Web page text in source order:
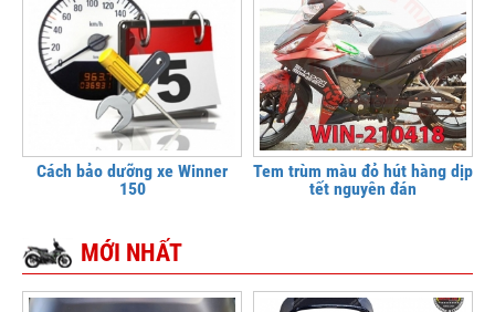
Cách bảo dưỡng xe Winner
150
Tem trùm màu đỏ hút hàng dịp
tết nguyên đán
MỚI NHẤT